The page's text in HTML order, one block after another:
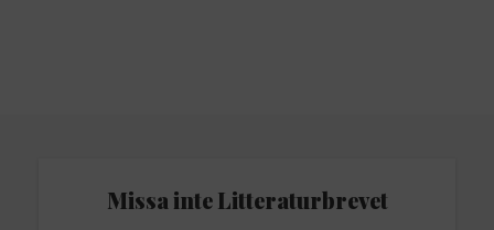
Missa inte Litteraturbrevet